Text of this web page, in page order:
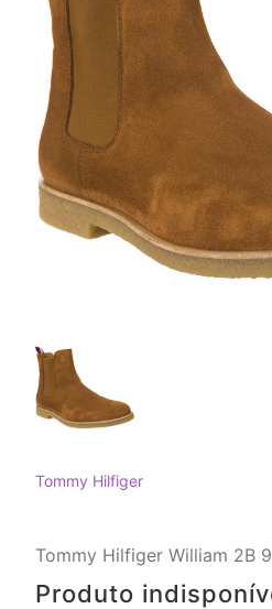
Tommy Hilfiger
Tommy Hilfiger William 2B
Produto